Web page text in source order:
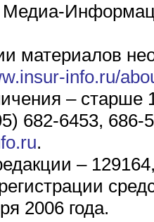
материалов
info.ru/
– старше
682-6453, 686-
.
–
2006 года.